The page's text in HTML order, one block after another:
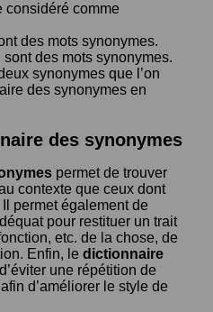
considéré comme
des mots synonymes.
sont des mots synonymes.
synonymes que l’on
des synonymes en
des synonymes
permet de trouver
contexte que ceux dont
permet également de
pour restituer un trait
etc. de la chose, de
Enfin, le dictionnaire
une répétition de
d’améliorer le style de